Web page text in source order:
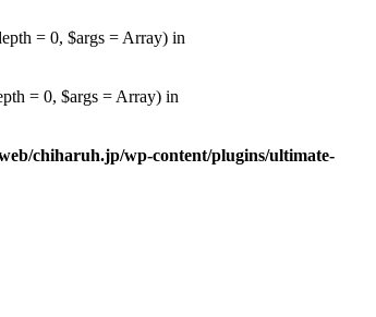
= 0, $args = Array) in
= 0, $args = Array) in
chiharuh.jp/wp-content/plugins/ultimate-